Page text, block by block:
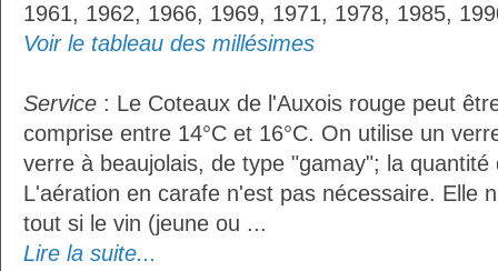
1961, 1962, 1966, 1969, 1971, 1978, 1985,
Voir le tableau des millésimes
Service : Le Coteaux de l'Auxois rouge peut
comprise entre 14°C et 16°C. On utilise un
verre à beaujolais, de type "gamay"; la
L'aération en carafe n'est pas nécessaire. Elle
tout si le vin (jeune ou ...
Lire la suite...